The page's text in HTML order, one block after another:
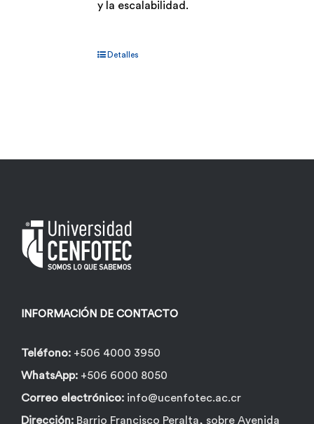
y la escalabilidad.
Detalles
INFORMACIÓN DE CONTACTO
Teléfono: +506 4000 3950
WhatsApp: +506 6000 8050
Correo electrónico: info@ucenfotec.ac.cr
Dirección: Barrio Francisco Peralta, sobre Avenida